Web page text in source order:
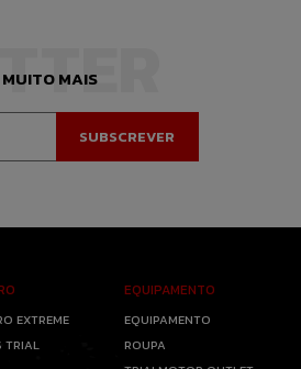
MAIS
EXTREME
TRIAL
EQUIPAMENTO
EQUIPAMENTO
ROUPA